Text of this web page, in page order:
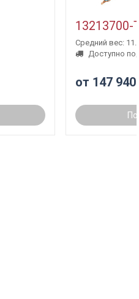
13213700-
Средний вес:
Доступно
от 147 940